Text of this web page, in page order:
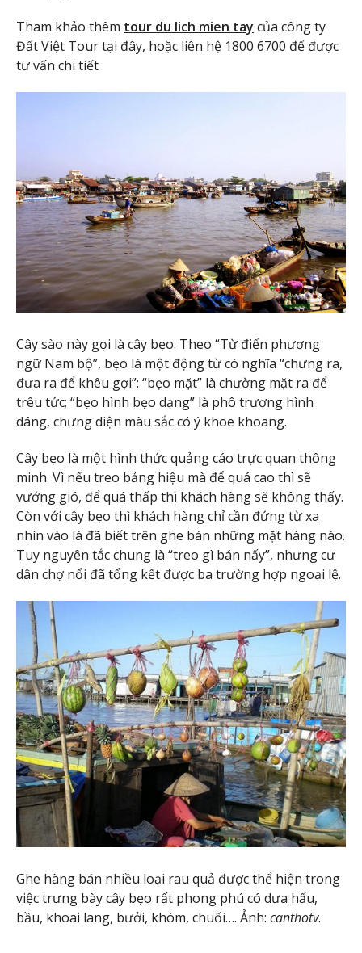
Tham khảo thêm tour du lich mien tay của công ty
Đất Việt Tour tại đây, hoặc liên hệ 1800 6700 để được
tư vấn chi tiết
Cây sào này gọi là cây bẹo. Theo “Từ điển phương
ngữ Nam bộ”, bẹo là một động từ có nghĩa “chưng ra,
đưa ra để khêu gợi”: “bẹo mặt” là chường mặt ra để
trêu tức; “bẹo hình bẹo dạng” là phô trương hình
dáng, chưng diện màu sắc có ý khoe khoang.
Cây bẹo là một hình thức quảng cáo trực quan thông
minh. Vì nếu treo bảng hiệu mà để quá cao thì sẽ
vướng gió, để quá thấp thì khách hàng sẽ không thấy.
Còn với cây bẹo thì khách hàng chỉ cần đứng từ xa
nhìn vào là đã biết trên ghe bán những mặt hàng nào.
Tuy nguyên tắc chung là “treo gì bán nấy”, nhưng cư
dân chợ nổi đã tổng kết được ba trường hợp ngoại lệ.
Ghe hàng bán nhiều loại rau quả được thể hiện trong
việc trưng bày cây bẹo rất phong phú có dưa hấu,
bầu, khoai lang, bưởi, khóm, chuối…. Ảnh: canthotv.